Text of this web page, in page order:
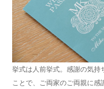
挙式は人前挙式。感謝の気持
ことで、ご両家のご両親に感